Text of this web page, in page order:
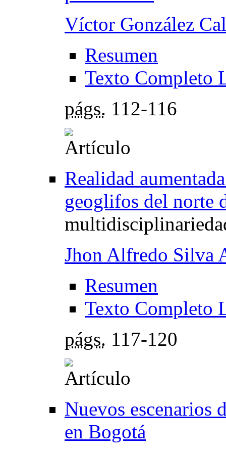
Víctor González
Resumen
Texto Completo
págs. 112-116
Realidad
geoglifos del norte
Jhon Alfredo Silva
Resumen
Texto Completo
págs. 117-120
Nuevos escenarios
en Bogotá